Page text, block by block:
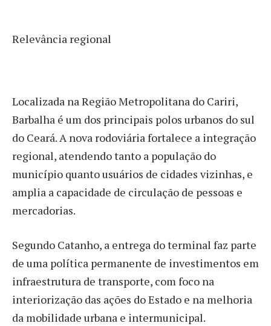
Relevância regional
Localizada na Região Metropolitana do Cariri,
Barbalha é um dos principais polos urbanos do sul
do Ceará. A nova rodoviária fortalece a integração
regional, atendendo tanto a população do
município quanto usuários de cidades vizinhas, e
amplia a capacidade de circulação de pessoas e
mercadorias.
Segundo Catanho, a entrega do terminal faz parte
de uma política permanente de investimentos em
infraestrutura de transporte, com foco na
interiorização das ações do Estado e na melhoria
da mobilidade urbana e intermunicipal.